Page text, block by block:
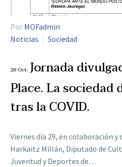
Por MOFadmin
Noticias
Sociedad
26 Oct: Jornada
Place. La sociedad
tras la COVID.
Viernes día 29, en colaboración
Harkaitz Millán, Diputado de
Juventud y Deportes de…